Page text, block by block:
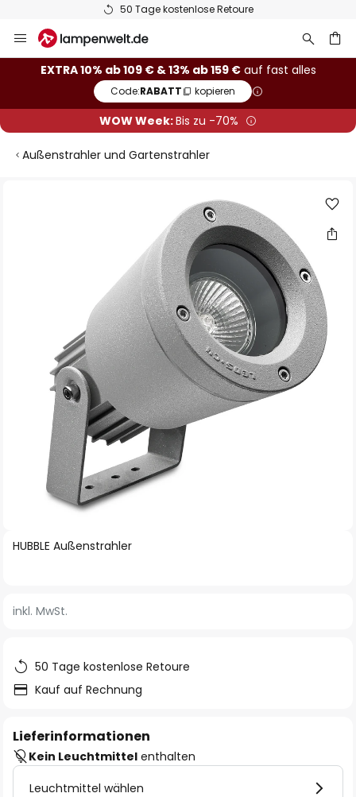
50 Tage kostenlose Retoure
Inhalt
springen
EXTRA 10% ab 109 € & 13% ab 159 €auf fast alles
Code:RABATT kopieren
WOW Week:Bis zu -70%
Außenstrahler und Gartenstrahler
Zum
springen
HUBBLE Außenstrahler
inkl. MwSt.
50 Tage kostenlose Retoure
Kauf auf Rechnung
Lieferinformationen
Kein Leuchtmittel enthalten
Leuchtmittel wählen